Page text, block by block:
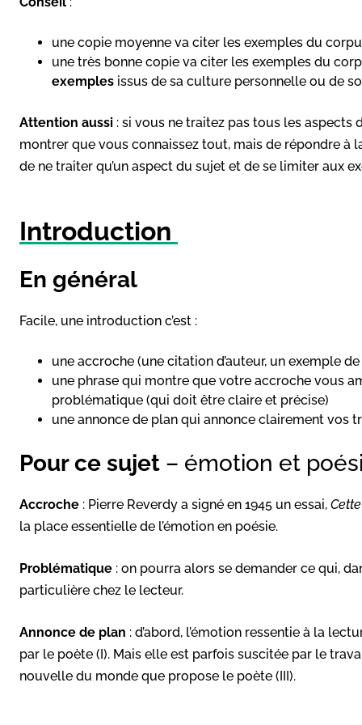
une copie moyenne va citer les exemples du
une très bonne copie va citer les exemples du
exemples issus de sa culture personnelle ou de
Attention aussi : si vous ne traitez pas tous les aspects
montrer que vous connaissez tout, mais de répondre à
de ne traiter qu’un aspect du sujet et de se limiter aux
Introduction
En général
Facile, une introduction c’est :
une accroche (une citation d’auteur, un exemple
une phrase qui montre que votre accroche vous
problématique (qui doit être claire et précise)
une annonce de plan qui annonce clairement vos
Pour ce sujet – émotion et
Accroche : Pierre Reverdy a signé en 1945 un essai,
la place essentielle de l’émotion en poésie.
Problématique : on pourra alors se demander ce qui,
particulière chez le lecteur.
Annonce de plan : d’abord, l’émotion ressentie à la
par le poète (I). Mais elle est parfois suscitée par le
nouvelle du monde que propose le poète (III).